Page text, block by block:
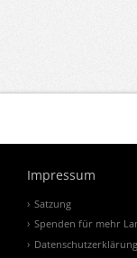
Impressum
Satzung
Spenden für mehr
Datenschutzerklärung